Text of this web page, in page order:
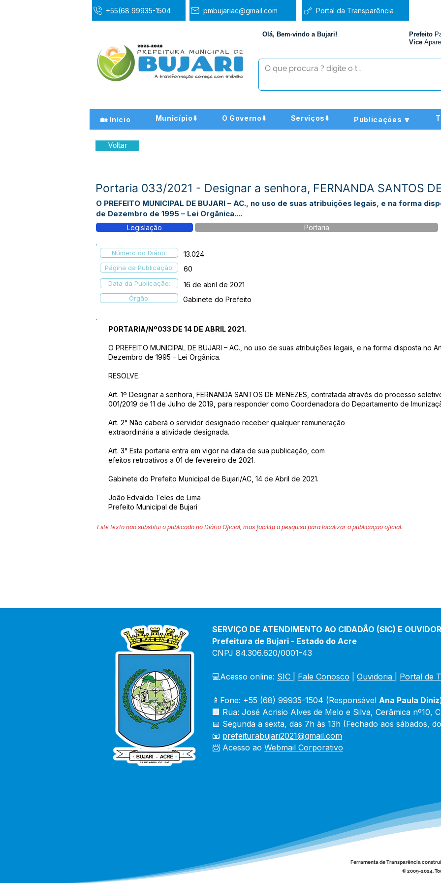
+55(68 99935-1504 pmbujariac@gmail.com Portal da Transparência
Olá, Bem-vindo a Bujari! Prefeito
Vice
🏡 Início Município⬇️ O Governo⬇️ Serviços⬇️ Publicações 🔽
Voltar
Portaria 033/2021 - Designar a senhora, FERNANDA SANTOS
O PREFEITO MUNICIPAL DE BUJARI – AC., no uso de suas atribuições legais, e na forma
de Dezembro de 1995 – Lei Orgânica....
Legislação Portaria
Número do Diário: 13.024
Página da Publicação: 60
Data da Publicação: 16 de abril de 2021
Órgão: Gabinete do Prefeito
PORTARIA/Nº033 DE 14 DE ABRIL 2021.
O PREFEITO MUNICIPAL DE BUJARI – AC., no uso de suas atribuições legais, e na forma disposta no
Dezembro de 1995 – Lei Orgânica.
RESOLVE:
Art. 1º Designar a senhora, FERNANDA SANTOS DE MENEZES, contratada através do processo
001/2019 de 11 de Julho de 2019, para responder como Coordenadora do Departamento de
Art. 2° Não caberá o servidor designado receber qualquer remuneração
extraordinária a atividade designada.
Art. 3° Esta portaria entra em vigor na data de sua publicação, com
efeitos retroativos a 01 de fevereiro de 2021.
Gabinete do Prefeito Municipal de Bujari/AC, 14 de Abril de 2021.
João Edvaldo Teles de Lima
Prefeito Municipal de Bujari
Este texto não substitui o publicado no Diário Oficial, mas facilita a pesquisa para localizar a publicação oficial.
SERVIÇO DE ATENDIMENTO AO CIDADÃO (SIC) E
Prefeitura de Bujari - Estado do Acre
CNPJ 84.306.620/0001-43
💻Acesso online: SIC Fale Conosco Ouvidoria Portal de
📱Fone: +55 (68) 99935-1504 (Responsável Ana Paula Diniz
🏢 Rua: José Acrisio Alves de Melo e Silva, Cerâmica nº10,
📅 Segunda a sexta, das 7h às 13h (Fechado aos sábados,
📧 prefeiturabujari2021@gmail.com
📨 Acesso ao Webmail Corporativo
Ferramenta de Transparência
© 2009-2024.